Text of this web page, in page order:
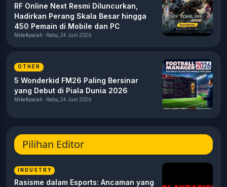
RF Online Next Resmi Diluncurkan,
Hadirkan Perang Skala Besar hingga
450 Pemain di Mobile dan PC
MikeApalah - Rabu, 24 Juni 2026
OTHER
5 Wonderkid FM26 Paling Bersinar
yang Debut di Piala Dunia 2026
MikeApalah - Rabu, 24 Juni 2026
Pilihan Editor
INDUSTRY
Rasisme dalam Esports: Ancaman yang